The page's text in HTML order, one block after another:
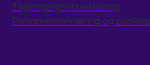
Tilgjengelighetserklæring
Personvernerklæring og cookies